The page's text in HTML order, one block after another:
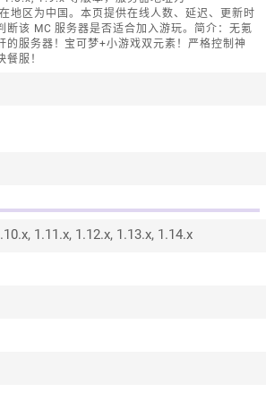
区为中国。本页提供在线人数、延迟、更新时
断该 MC 服务器是否适合加入游玩。简介：无氪
的服务器！宝可梦+小游戏双元素！严格控制神
服！
1.11.x, 1.12.x, 1.13.x, 1.14.x